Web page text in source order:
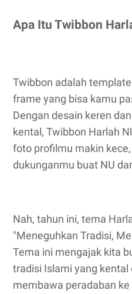
Apa Itu Twibbon
Twibbon adalah
frame yang bisa kamu
Dengan desain keren
kental, Twibbon Harlah
foto profilmu makin
dukunganmu buat NU
Nah, tahun ini, tema
"Meneguhkan Tradisi,
Tema ini mengajak kita
tradisi Islami yang kental
membawa peradaban